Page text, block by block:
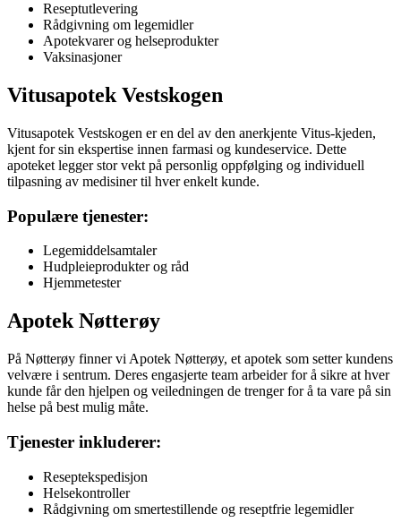
Reseptutlevering
Rådgivning om legemidler
Apotekvarer og helseprodukter
Vaksinasjoner
Vitusapotek Vestskogen
Vitusapotek Vestskogen er en del av den anerkjente Vitus-kjeden,
kjent for sin ekspertise innen farmasi og kundeservice. Dette
apoteket legger stor vekt på personlig oppfølging og individuell
tilpasning av medisiner til hver enkelt kunde.
Populære tjenester:
Legemiddelsamtaler
Hudpleieprodukter og råd
Hjemmetester
Apotek Nøtterøy
På Nøtterøy finner vi Apotek Nøtterøy, et apotek som setter kundens
velvære i sentrum. Deres engasjerte team arbeider for å sikre at hver
kunde får den hjelpen og veiledningen de trenger for å ta vare på sin
helse på best mulig måte.
Tjenester inkluderer:
Reseptekspedisjon
Helsekontroller
Rådgivning om smertestillende og reseptfrie legemidler